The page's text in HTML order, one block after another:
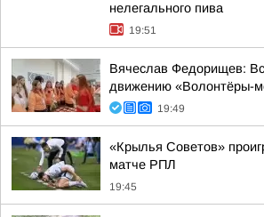
нелегального пива
19:51
Вячеслав Федорищев:
движению «Волонтёры-
19:49
«Крылья Советов»
матче РПЛ
19:45